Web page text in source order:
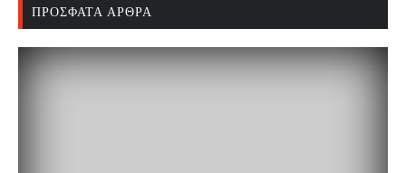
ΠΡΌΣΦΑΤΑ ΆΡΘΡΑ